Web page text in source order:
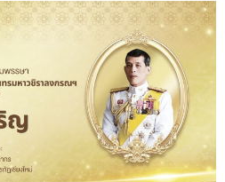
10 กรกฎาคม 2569
สำนักศิลปะและวัฒนธรรม
มหาวิทยาลัยราชภัฏเชียงใหม่
ร่วมเป็นเจ้าภาพจัดงาน “ป๋าเวณี
ทำบุญตักบาตรเจ้าพ่อช้างเผือก”
ไหว้สาพญาช้างเผือกหัวเวียง
เชียงใหม่ ปี พ.ศ. 2569
ผู้อำนวยการสำนักศิลปะและ